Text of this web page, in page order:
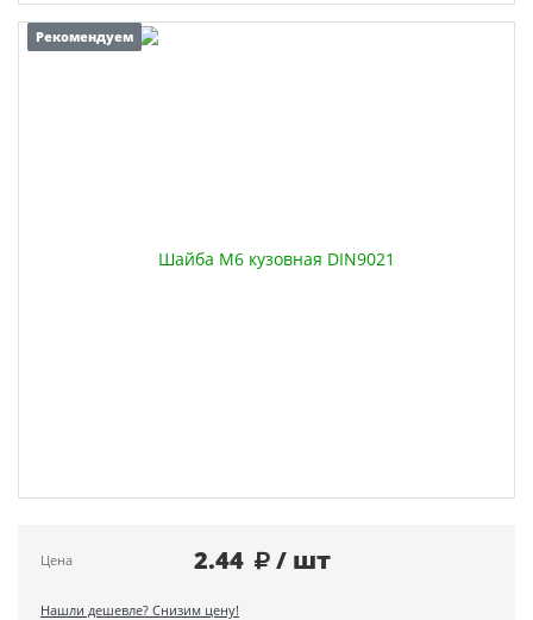
Рекомендуем
Цена 2.44 / шт
Нашли дешевле? Снизим цену!